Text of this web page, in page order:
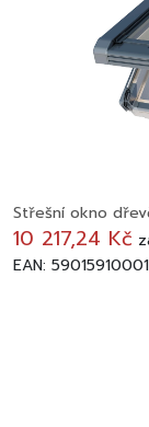
Střešní okno
10 217,24 Kč
EAN: